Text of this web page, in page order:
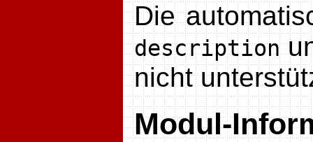
Die
description
nicht
Modul-